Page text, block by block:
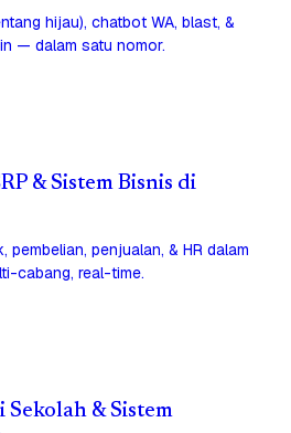
hijau), chatbot WA, blast, &
— dalam satu nomor.
& Sistem Bisnis di
pembelian, penjualan, & HR dalam
cabang, real-time.
Sekolah & Sistem